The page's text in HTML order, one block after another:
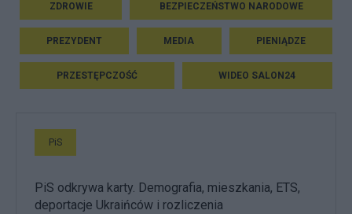
ZDROWIE BEZPIECZEŃSTWO NARODOWE
PREZYDENT MEDIA PIENIĄDZE
PRZESTĘPCZOŚĆ WIDEO SALON24
PiS
PiS odkrywa karty. Demografia, mieszkania, ETS,
deportacje Ukraińców i rozliczenia